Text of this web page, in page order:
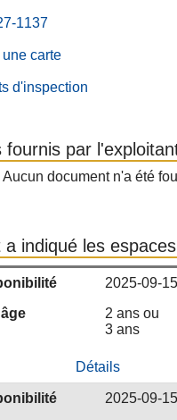
1137
carte
d'inspection
fournis par
Aucun document n'a été
a indiqué les
2025-09-15
2 ans ou
3 ans
Détails
2025-09-15